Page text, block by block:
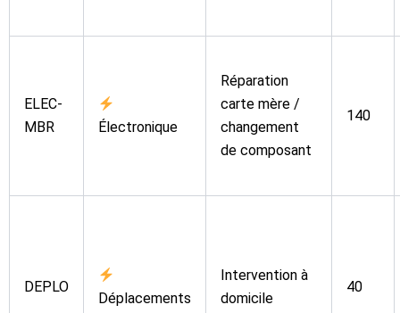
ELEC-
MBR
Électronique
Réparation
carte mère /
changement
de composant
140
DEPLO
Déplacements
Intervention à
domicile
40